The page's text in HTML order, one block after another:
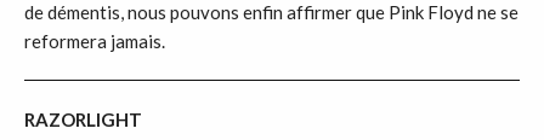
de démentis, nous pouvons enfin affirmer que Pink Floyd ne se
reformera jamais.
RAZORLIGHT